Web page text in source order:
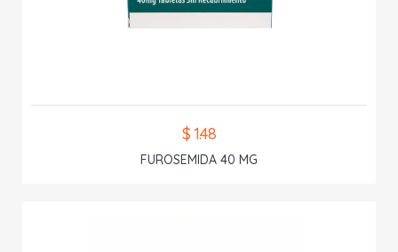
$ 1.48
FUROSEMIDA 40 MG